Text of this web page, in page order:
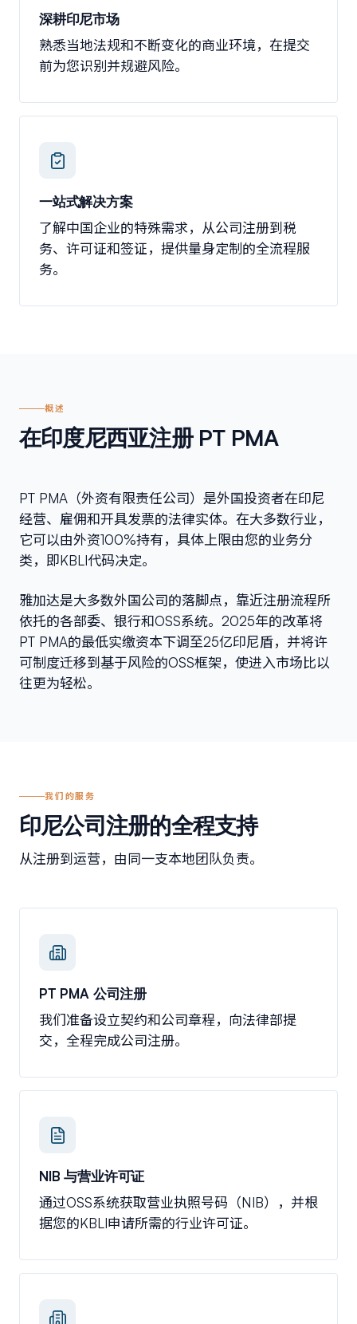
深耕印尼市场
熟悉当地法规和不断变化的商业环境，在提交
前为您识别并规避风险。
一站式解决方案
了解中国企业的特殊需求，从公司注册到税
务、许可证和签证，提供量身定制的全流程服
务。
概述
在印度尼西亚注册 PT PMA
PT PMA（外资有限责任公司）是外国投资者在印尼
经营、雇佣和开具发票的法律实体。在大多数行业，
它可以由外资100%持有，具体上限由您的业务分
类，即KBLI代码决定。
雅加达是大多数外国公司的落脚点，靠近注册流程所
依托的各部委、银行和OSS系统。2025年的改革将
PT PMA的最低实缴资本下调至25亿印尼盾，并将许
可制度迁移到基于风险的OSS框架，使进入市场比以
往更为轻松。
我们的服务
印尼公司注册的全程支持
从注册到运营，由同一支本地团队负责。
PT PMA 公司注册
我们准备设立契约和公司章程，向法律部提
交，全程完成公司注册。
NIB 与营业许可证
通过OSS系统获取营业执照号码（NIB），并根
据您的KBLI申请所需的行业许可证。